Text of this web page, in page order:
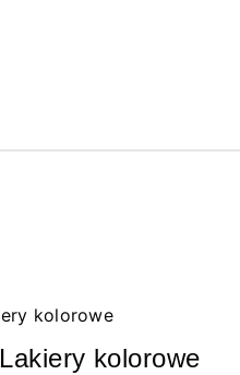
Lakiery kolorowe